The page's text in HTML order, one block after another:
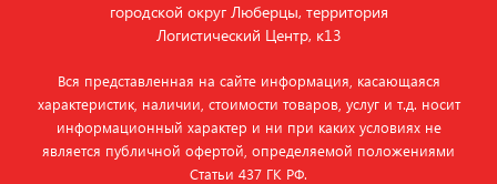
городской округ Люберцы, территория
Логистический Центр, к13
Вся представленная на сайте информация, касающаяся
характеристик, наличии, стоимости товаров, услуг и т.д. носит
информационный характер и ни при каких условиях не
является публичной офертой, определяемой положениями
Статьи 437 ГК РФ.